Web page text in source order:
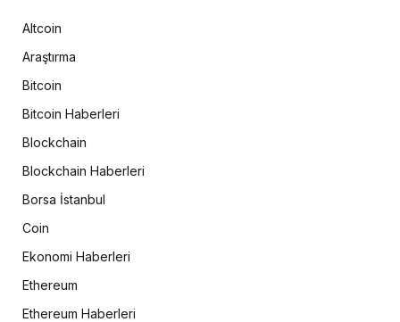
Altcoin
Araştırma
Bitcoin
Bitcoin Haberleri
Blockchain
Blockchain Haberleri
Borsa İstanbul
Coin
Ekonomi Haberleri
Ethereum
Ethereum Haberleri